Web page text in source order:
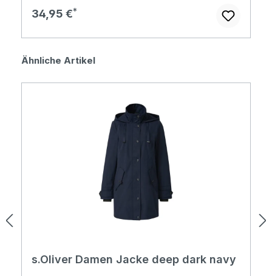
Regulärer Preis:
34,95 €
Produktgalerie überspringen
Ähnliche Artikel
s.Oliver Damen Jacke deep dark navy